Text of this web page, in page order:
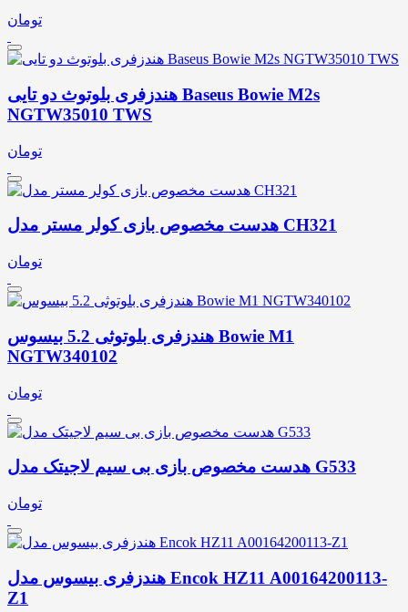
تومان
هندزفری بلوتوث دو تایی Baseus Bowie M2s
NGTW35010 TWS
تومان
هدست مخصوص بازی کولر مستر مدل CH321
تومان
هندزفری بلوتوثی 5.2 بیسوس Bowie M1
NGTW340102
تومان
هدست مخصوص بازی بی سیم لاجیتک مدل G533
تومان
هندزفری بیسوس مدل Encok HZ11 A00164200113-
Z1